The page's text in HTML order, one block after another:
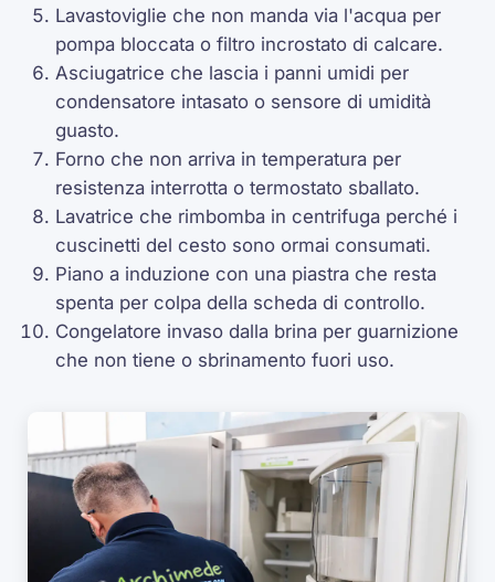
Lavastoviglie che non manda via l'acqua per
pompa bloccata o filtro incrostato di calcare.
Asciugatrice che lascia i panni umidi per
condensatore intasato o sensore di umidità
guasto.
Forno che non arriva in temperatura per
resistenza interrotta o termostato sballato.
Lavatrice che rimbomba in centrifuga perché i
cuscinetti del cesto sono ormai consumati.
Piano a induzione con una piastra che resta
spenta per colpa della scheda di controllo.
Congelatore invaso dalla brina per guarnizione
che non tiene o sbrinamento fuori uso.